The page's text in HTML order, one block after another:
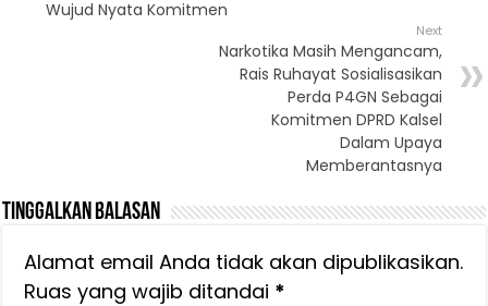
Wujud Nyata Komitmen
Next
Narkotika Masih Mengancam,
Rais Ruhayat Sosialisasikan
Perda P4GN Sebagai
Komitmen DPRD Kalsel
Dalam Upaya
Memberantasnya
Tinggalkan Balasan
Alamat email Anda tidak akan dipublikasikan.
Ruas yang wajib ditandai *